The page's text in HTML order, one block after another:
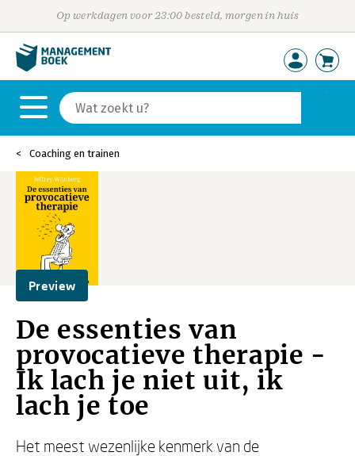
Op werkdagen voor 23:00 besteld, morgen in huis
Coaching en trainen
Preview
De essenties van
provocatieve therapie -
Ik lach je niet uit, ik
lach je toe
Het meest wezenlijke kenmerk van de